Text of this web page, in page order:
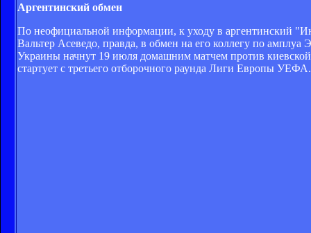
Аргентинский обмен
По неофициальной информации, к уходу в аргентинский
Вальтер Асеведо, правда, в обмен на его коллегу по
Украины начнут 19 июля домашним матчем против
стартует с третьего отборочного раунда Лиги Европы УЕФА.